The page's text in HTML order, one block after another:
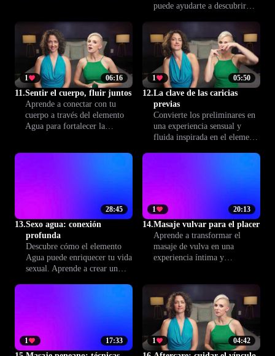
seguro y acogedor para cuidar
de ti y de tu pareja.
puede ayudarte a descubrir
conectada a tus emociones. Un
inicio para transformar tu
intimidad.
06:16
1
11.Sentir el cuerpo, fluir juntos
Aprende a conectar con tu
cuerpo a través del elemento
Agua para fortalecer la
05:50
1
12.La clave de las caricias
previas
Convierte los preliminares en
una experiencia sensual y
fluida inspirada en el elemento
28:45
13.Sexo agua: conexión
profunda
Descubre cómo el elemento
Agua puede enriquecer tu vida
sexual. Aprende a crear un
20:13
1
14.Masaje vulvar para el placer
Aprende a transformar el
masaje de vulva en una
experiencia íntima y
elemento Agua, con el
objetivo de cuidar el placer y
el bienestar emocional de tu
pareja mientras creáis una
conexión sincera y respetuosa.
17:33
1 04:42
1